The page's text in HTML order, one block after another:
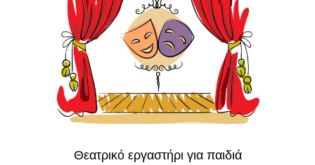
Θεατρικό εργαστήρι για παιδιά